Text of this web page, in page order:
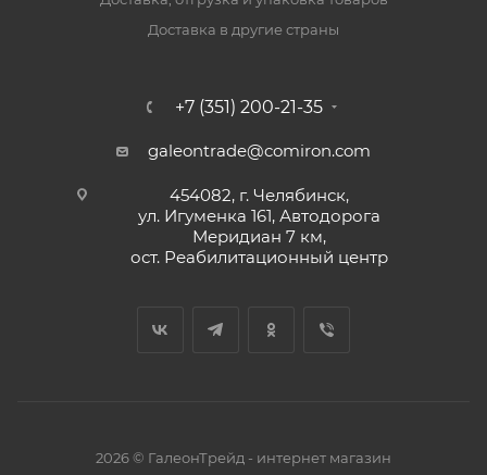
Доставка в другие страны
+7 (351) 200-21-35
galeontrade@comiron.com
454082, г. Челябинск,
ул. Игуменка 161, Автодорога
Меридиан 7 км,
ост. Реабилитационный центр
2026 © ГалеонТрейд - интернет магазин